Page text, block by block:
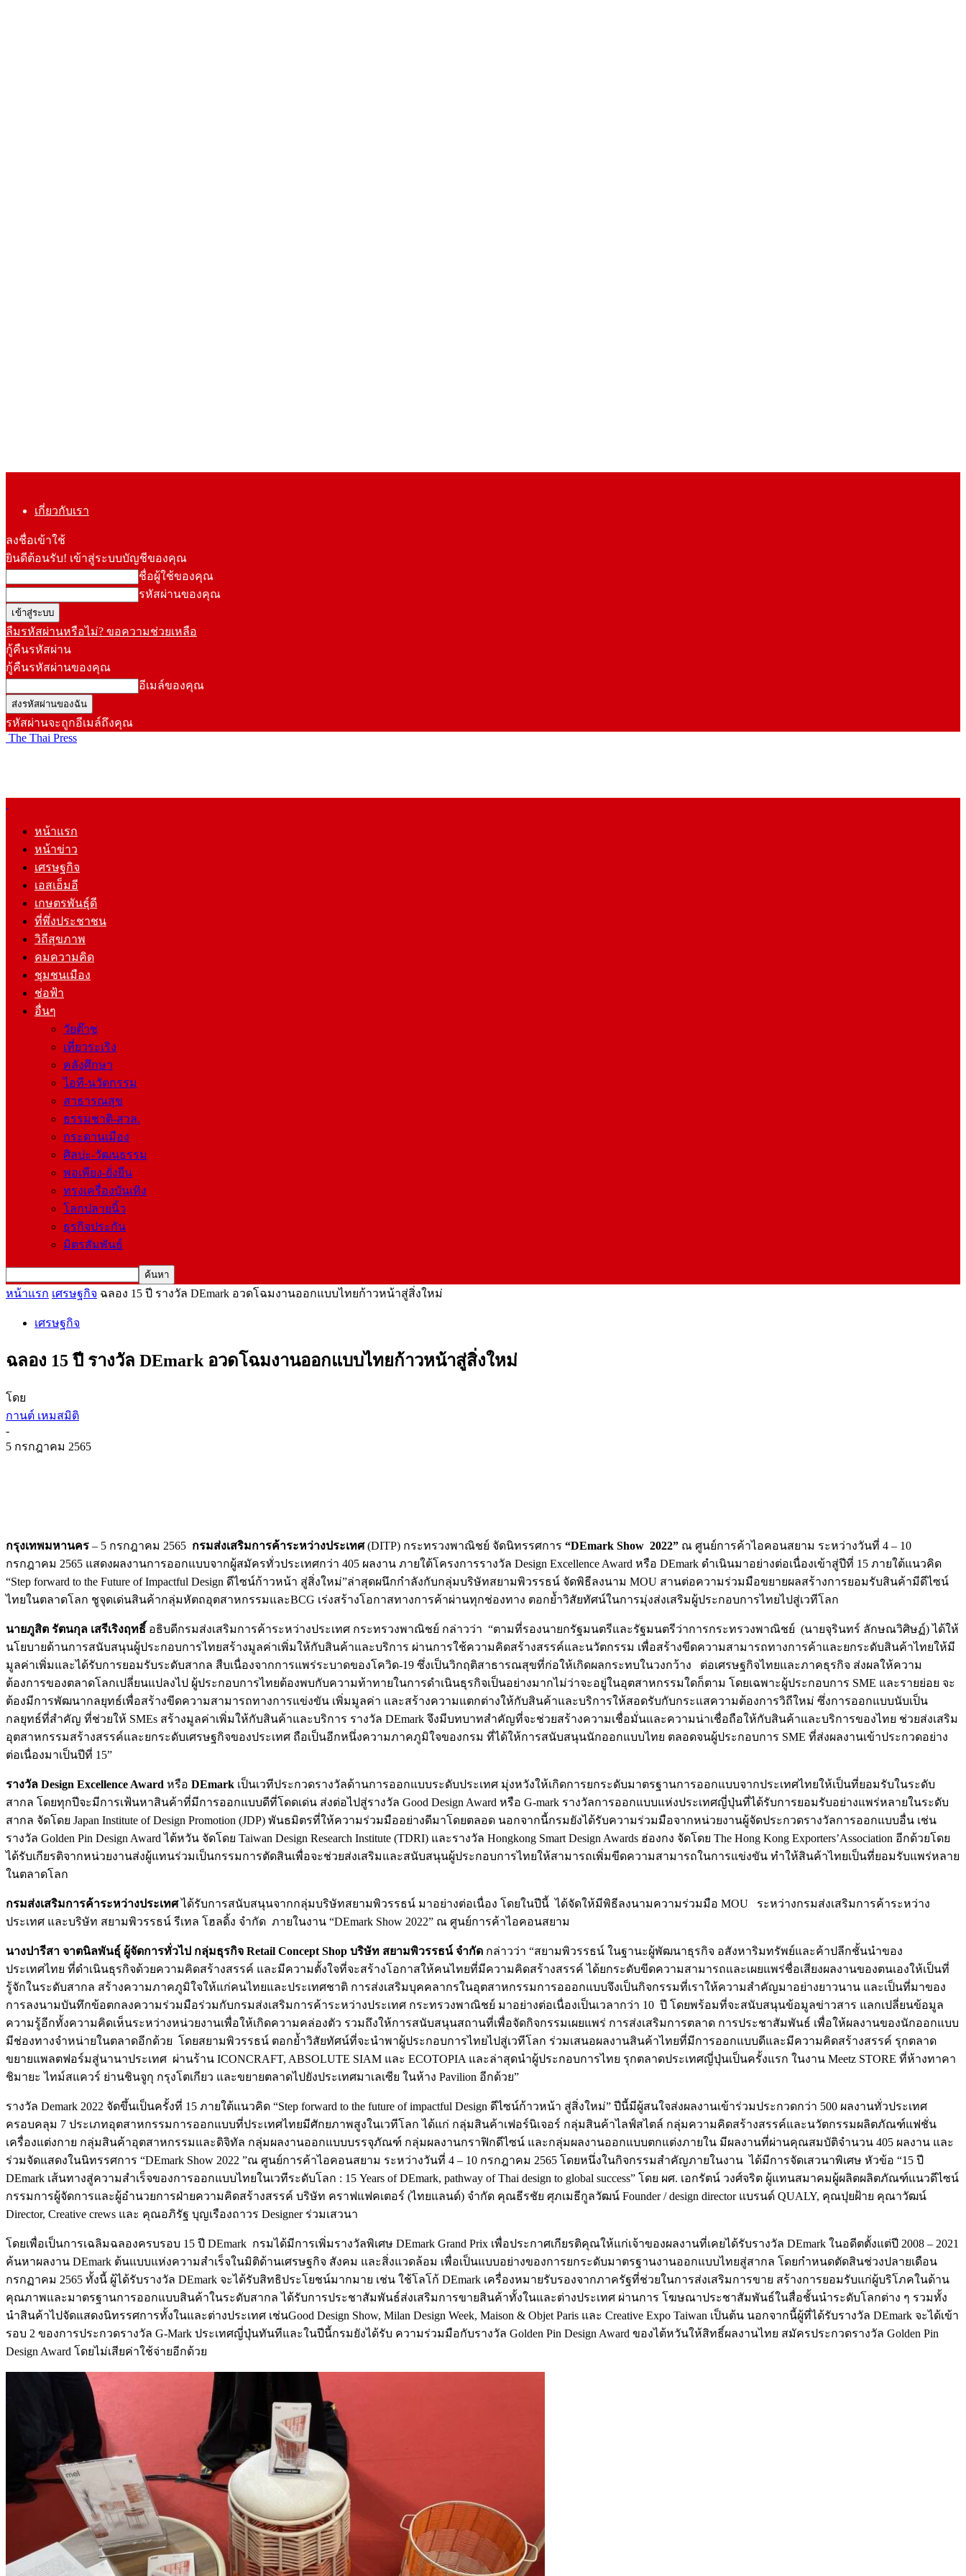
เกี่ยวกับเรา
ลงชื่อเข้าใช้
ยินดีต้อนรับ! เข้าสู่ระบบบัญชีของคุณ
ชื่อผู้ใช้ของคุณ
รหัสผ่านของคุณ
ลืมรหัสผ่านหรือไม่? ขอความช่วยเหลือ
กู้คืนรหัสผ่าน
กู้คืนรหัสผ่านของคุณ
อีเมล์ของคุณ
รหัสผ่านจะถูกอีเมล์ถึงคุณ
The Thai Press
หน้าแรก
หน้าข่าว
เศรษฐกิจ
เอสเอ็มอี
เกษตรพันธุ์ดี
ที่พึ่งประชาชน
วิถีสุขภาพ
คมความคิด
ชุมชนเมือง
ช่อฟ้า
อื่นๆ
วัยต๊าช
เที่ยวระเริง
คลังศึกษา
ไอที-นวัตกรรม
สาธารณสุข
ธรรมชาติ-สวล.
กระดานเมือง
ศิลปะ-วัฒนธรรม
พอเพียง-ยั่งยืน
ทรงเครื่องบันเทิง
โลกปลายนิ้ว
ธุรกิจประกัน
มิตรสัมพันธ์
หน้าแรก เศรษฐกิจ ฉลอง 15 ปี รางวัล DEmark อวดโฉมงานออกแบบไทยก้าวหน้าสู่สิ่งใหม่
เศรษฐกิจ
ฉลอง 15 ปี รางวัล DEmark อวดโฉมงานออกแบบไทยก้าวหน้าสู่สิ่งใหม่
โดย
กานต์ เหมสมิติ
-
5 กรกฎาคม 2565
กรุงเทพมหานคร – 5 กรกฎาคม 2565 กรมส่งเสริมการค้าระหว่างประเทศ(DITP) กระทรวงพาณิชย์ จัดนิทรรศการ “DEmark Show 2022” ณ ศูนย์การค้าไอคอนสยาม ระหว่างวันที่ 4 – 10
กรกฎาคม 2565 แสดงผลงานการออกแบบจากผู้สมัครทั่วประเทศกว่า 405 ผลงาน ภายใต้โครงการรางวัล Design Excellence Award หรือ DEmark ดำเนินมาอย่างต่อเนื่องเข้าสู่ปีที่ 15 ภายใต้แนวคิด
“Step forward to the Future of Impactful Design ดีไซน์ก้าวหน้า สู่สิ่งใหม่”ล่าสุดผนึกกำลังกับกลุ่มบริษัทสยามพิวรรธน์ จัดพิธีลงนาม MOU สานต่อความร่วมมือขยายผลสร้างการยอมรับสินค้ามีดีไซน์
ไทยในตลาดโลก ชูจุดเด่นสินค้ากลุ่มหัตถอุตสาหกรรมและBCG เร่งสร้างโอกาสทางการค้าผ่านทุกช่องทาง ตอกย้ำวิสัยทัศน์ในการมุ่งส่งเสริมผู้ประกอบการไทยไปสู่เวทีโลก
นายภูสิต รัตนกุล เสรีเริงฤทธิ์ อธิบดีกรมส่งเสริมการค้าระหว่างประเทศ กระทรวงพาณิชย์ กล่าวว่า “ตามที่รองนายกรัฐมนตรีและรัฐมนตรีว่าการกระทรวงพาณิชย์ (นายจุรินทร์ ลักษณวิศิษฏ์) ได้ให้
นโยบายด้านการสนับสนุนผู้ประกอบการไทยสร้างมูลค่าเพิ่มให้กับสินค้าและบริการ ผ่านการใช้ความคิดสร้างสรรค์และนวัตกรรม เพื่อสร้างขีดความสามารถทางการค้าและยกระดับสินค้าไทยให้มี
มูลค่าเพิ่มและได้รับการยอมรับระดับสากล สืบเนื่องจากการแพร่ระบาดของโควิด-19 ซึ่งเป็นวิกฤติสาธารณสุขที่ก่อให้เกิดผลกระทบในวงกว้าง ต่อเศรษฐกิจไทยและภาคธุรกิจ ส่งผลให้ความ
ต้องการของตลาดโลกเปลี่ยนแปลงไป ผู้ประกอบการไทยต้องพบกับความท้าทายในการดำเนินธุรกิจเป็นอย่างมากไม่ว่าจะอยู่ในอุตสาหกรรมใดก็ตาม โดยเฉพาะผู้ประกอบการ SME และรายย่อย จะ
ต้องมีการพัฒนากลยุทธ์เพื่อสร้างขีดความสามารถทางการแข่งขัน เพิ่มมูลค่า และสร้างความแตกต่างให้กับสินค้าและบริการให้สอดรับกับกระแสความต้องการวิถีใหม่ ซึ่งการออกแบบนับเป็น
กลยุทธ์ที่สำคัญ ที่ช่วยให้ SMEs สร้างมูลค่าเพิ่มให้กับสินค้าและบริการ รางวัล DEmark จึงมีบทบาทสำคัญที่จะช่วยสร้างความเชื่อมั่นและความน่าเชื่อถือให้กับสินค้าและบริการของไทย ช่วยส่งเสริม
อุตสาหกรรมสร้างสรรค์และยกระดับเศรษฐกิจของประเทศ ถือเป็นอีกหนึ่งความภาคภูมิใจของกรม ที่ได้ให้การสนับสนุนนักออกแบบไทย ตลอดจนผู้ประกอบการ SME ที่ส่งผลงานเข้าประกวดอย่าง
ต่อเนื่องมาเป็นปีที่ 15”
รางวัล Design Excellence Award หรือ DEmark เป็นเวทีประกวดรางวัลด้านการออกแบบระดับประเทศ มุ่งหวังให้เกิดการยกระดับมาตรฐานการออกแบบจากประเทศไทยให้เป็นที่ยอมรับในระดับ
สากล โดยทุกปีจะมีการเฟ้นหาสินค้าที่มีการออกแบบดีที่โดดเด่น ส่งต่อไปสู่รางวัล Good Design Award หรือ G-mark รางวัลการออกแบบแห่งประเทศญี่ปุ่นที่ได้รับการยอมรับอย่างแพร่หลายในระดับ
สากล จัดโดย Japan Institute of Design Promotion (JDP) พันธมิตรที่ให้ความร่วมมืออย่างดีมาโดยตลอด นอกจากนี้กรมยังได้รับความร่วมมือจากหน่วยงานผู้จัดประกวดรางวัลการออกแบบอื่น เช่น
รางวัล Golden Pin Design Award ไต้หวัน จัดโดย Taiwan Design Research Institute (TDRI) และรางวัล Hongkong Smart Design Awards ฮ่องกง จัดโดย The Hong Kong Exporters’Association อีกด้วยโดย
ได้รับเกียรติจากหน่วยงานส่งผู้แทนร่วมเป็นกรรมการตัดสินเพื่อจะช่วยส่งเสริมและสนับสนุนผู้ประกอบการไทยให้สามารถเพิ่มขีดความสามารถในการแข่งขัน ทำให้สินค้าไทยเป็นที่ยอมรับแพร่หลาย
ในตลาดโลก
กรมส่งเสริมการค้าระหว่างประเทศได้รับการสนับสนุนจากกลุ่มบริษัทสยามพิวรรธน์ มาอย่างต่อเนื่อง โดยในปีนี้ ได้จัดให้มีพิธีลงนามความร่วมมือ MOU ระหว่างกรมส่งเสริมการค้าระหว่าง
ประเทศ และบริษัท สยามพิวรรธน์ รีเทล โฮลดิ้ง จํากัด ภายในงาน “DEmark Show 2022” ณ ศูนย์การค้าไอคอนสยาม
นางปารีสา จาตนิลพันธุ์ ผู้จัดการทั่วไป กลุ่มธุรกิจ Retail Concept Shop บริษัท สยามพิวรรธน์ จำกัด กล่าวว่า “สยามพิวรรธน์ ในฐานะผู้พัฒนาธุรกิจ อสังหาริมทรัพย์และค้าปลีกชั้นนำของ
ประเทศไทย ที่ดำเนินธุรกิจด้วยความคิดสร้างสรรค์ และมีความตั้งใจที่จะสร้างโอกาสให้คนไทยที่มีความคิดสร้างสรรค์ ได้ยกระดับขีดความสามารถและเผยแพร่ชื่อเสียงผลงานของตนเองให้เป็นที่
รู้จักในระดับสากล สร้างความภาคภูมิใจให้แก่คนไทยและประเทศชาติ การส่งเสริมบุคคลากรในอุตสาหกรรมการอออกแบบจึงเป็นกิจกรรมที่เราให้ความสำคัญมาอย่างยาวนาน และเป็นที่มาของ
การลงนามบันทึกข้อตกลงความร่วมมือร่วมกับกรมส่งเสริมการค้าระหว่างประเทศ กระทรวงพาณิชย์ มาอย่างต่อเนื่องเป็นเวลากว่า 10 ปี โดยพร้อมที่จะสนับสนุนข้อมูลข่าวสาร แลกเปลี่ยนข้อมูล
ความรู้อีกทั้งความคิดเห็นระหว่างหน่วยงานเพื่อให้เกิดความคล่องตัว รวมถึงให้การสนับสนุนสถานที่เพื่อจัดกิจกรรมเผยแพร่ การส่งเสริมการตลาด การประชาสัมพันธ์ เพื่อให้ผลงานของนักออกแบบ
มีช่องทางจำหน่ายในตลาดอีกด้วย โดยสยามพิวรรธน์ ตอกย้ำวิสัยทัศน์ที่จะนำพาผู้ประกอบการไทยไปสู่เวทีโลก ร่วมเสนอผลงานสินค้าไทยที่มีการออกแบบดีและมีความคิดสร้างสรรค์ รุกตลาด
ขยายแพลตฟอร์มสู่นานาประเทศ ผ่านร้าน ICONCRAFT, ABSOLUTE SIAM และ ECOTOPIA และล่าสุดนำผู้ประกอบการไทย รุกตลาดประเทศญี่ปุ่นเป็นครั้งแรก ในงาน Meetz STORE ที่ห้างทาคา
ชิมายะ ไทม์สแควร์ ย่านชินจูกุ กรุงโตเกียว และขยายตลาดไปยังประเทศมาเลเซีย ในห้าง Pavilion อีกด้วย”
รางวัล Demark 2022 จัดขึ้นเป็นครั้งที่ 15 ภายใต้แนวคิด “Step forward to the future of impactful Design ดีไซน์ก้าวหน้า สู่สิ่งใหม่” ปีนี้มีผู้สนใจส่งผลงานเข้าร่วมประกวดกว่า 500 ผลงานทั่วประเทศ
ครอบคลุม 7 ประเภทอุตสาหกรรมการออกแบบที่ประเทศไทยมีศักยภาพสูงในเวทีโลก ได้แก่ กลุ่มสินค้าเฟอร์นิเจอร์ กลุ่มสินค้าไลฟ์สไตล์ กลุ่มความคิดสร้างสรรค์และนวัตกรรมผลิตภัณฑ์แฟชั่น
เครื่องแต่งกาย กลุ่มสินค้าอุตสาหกรรมและดิจิทัล กลุ่มผลงานออกแบบบรรจุภัณฑ์ กลุ่มผลงานกราฟิกดีไซน์ และกลุ่มผลงานออกแบบตกแต่งภายใน มีผลงานที่ผ่านคุณสมบัติจำนวน 405 ผลงาน และ
ร่วมจัดแสดงในนิทรรศการ “DEmark Show 2022 ”ณ ศูนย์การค้าไอคอนสยาม ระหว่างวันที่ 4 – 10 กรกฎาคม 2565 โดยหนึ่งในกิจกรรมสำคัญภายในงาน ได้มีการจัดเสวนาพิเศษ หัวข้อ “15 ปี
DEmark เส้นทางสู่ความสำเร็จของการออกแบบไทยในเวทีระดับโลก : 15 Years of DEmark, pathway of Thai design to global success” โดย ผศ. เอกรัตน์ วงศ์จริต ผู้แทนสมาคมผู้ผลิตผลิตภัณฑ์แนวดีไซน์
กรรมการผู้จัดการและผู้อำนวยการฝ่ายความคิดสร้างสรรค์ บริษัท คราฟแฟคเตอร์ (ไทยแลนด์) จำกัด คุณธีรชัย ศุภเมธีกูลวัฒน์ Founder / design director แบรนด์ QUALY, คุณปุยฝ้าย คุณาวัฒน์
Director, Creative crews และ คุณอภิรัฐ บุญเรืองถาวร Designer ร่วมเสวนา
โดยเพื่อเป็นการเฉลิมฉลองครบรอบ 15 ปี DEmark กรมได้มีการเพิ่มรางวัลพิเศษ DEmark Grand Prix เพื่อประกาศเกียรติคุณให้แก่เจ้าของผลงานที่เคยได้รับรางวัล DEmark ในอดีตตั้งแต่ปี 2008 – 2021
ค้นหาผลงาน DEmark ต้นแบบแห่งความสำเร็จในมิติด้านเศรษฐกิจ สังคม และสิ่งแวดล้อม เพื่อเป็นแบบอย่างของการยกระดับมาตรฐานงานออกแบบไทยสู่สากล โดยกำหนดตัดสินช่วงปลายเดือน
กรกฏาคม 2565 ทั้งนี้ ผู้ได้รับรางวัล DEmark จะได้รับสิทธิประโยชน์มากมาย เช่น ใช้โลโก้ DEmark เครื่องหมายรับรองจากภาครัฐที่ช่วยในการส่งเสริมการขาย สร้างการยอมรับแก่ผู้บริโภคในด้าน
คุณภาพและมาตรฐานการออกแบบสินค้าในระดับสากล ได้รับการประชาสัมพันธ์ส่งเสริมการขายสินค้าทั้งในและต่างประเทศ ผ่านการ โฆษณาประชาสัมพันธ์ในสื่อชั้นนำระดับโลกต่าง ๆ รวมทั้ง
นำสินค้าไปจัดแสดงนิทรรศการทั้งในและต่างประเทศ เช่นGood Design Show, Milan Design Week, Maison & Objet Paris และ Creative Expo Taiwan เป็นต้น นอกจากนี้ผู้ที่ได้รับรางวัล DEmark จะได้เข้า
รอบ 2 ของการประกวดรางวัล G-Mark ประเทศญี่ปุ่นทันทีและในปีนี้กรมยังได้รับ ความร่วมมือกับรางวัล Golden Pin Design Award ของไต้หวันให้สิทธิ์ผลงานไทย สมัครประกวดรางวัล Golden Pin
Design Award โดยไม่เสียค่าใช้จ่ายอีกด้วย